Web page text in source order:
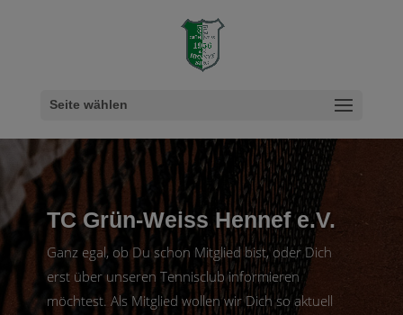
Seite wählen
TC Grün-Weiss Hennef e.V.
Ganz egal, ob Du schon Mitglied bist, oder Dich
erst über unseren Tennisclub informieren
möchtest. Als Mitglied wollen wir Dich so aktuell